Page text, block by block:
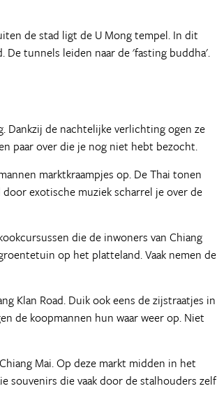
de stad ligt de U Mong tempel. In dit
De tunnels leiden naar de 'fasting buddha'.
Dankzij de nachtelijke verlichting ogen ze
paar over die je nog niet hebt bezocht.
marktkraampjes op. De Thai tonen
exotische muziek scharrel je over de
die de inwoners van Chiang
op het platteland. Vaak nemen de
Klan Road. Duik ook eens de zijstraatjes in
de koopmannen hun waar weer op. Niet
Mai. Op deze markt midden in het
souvenirs die vaak door de stalhouders zelf